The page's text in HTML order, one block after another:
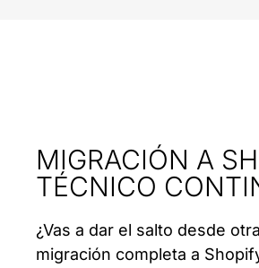
MIGRACIÓN A
TÉCNICO
¿Vas a dar el salto desde
migración completa a